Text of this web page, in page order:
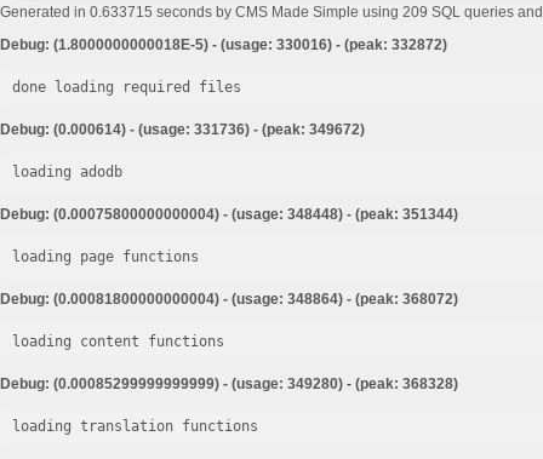
Generated in 0.633715 seconds by CMS Made Simple using 209 SQL queries
Debug: (1.8000000000018E-5) - (usage: 330016) - (peak: 332872)
done loading required files
Debug: (0.000614) - (usage: 331736) - (peak: 349672)
loading adodb
Debug: (0.00075800000000004) - (usage: 348448) - (peak: 351344)
loading page functions
Debug: (0.00081800000000004) - (usage: 348864) - (peak: 368072)
loading content functions
Debug: (0.00085299999999999) - (usage: 349280) - (peak: 368328)
loading translation functions